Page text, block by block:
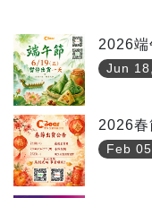
2026端
Jun
2026春
Feb